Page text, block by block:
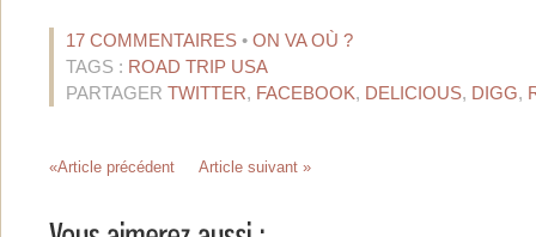
17 COMMENTAIRES • ON VA OÙ ?
TAGS : ROAD TRIP USA
PARTAGER TWITTER, FACEBOOK, DELICIOUS, DIGG,
«Article précédent Article suivant »